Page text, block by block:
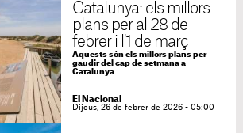
Catalunya: els millors
plans per al 28 de
febrer i l'1 de març
Aquests són els millors plans per
gaudir del cap de setmana a
Catalunya
El Nacional
Dijous, 26 de febrer de 2026 - 05:00